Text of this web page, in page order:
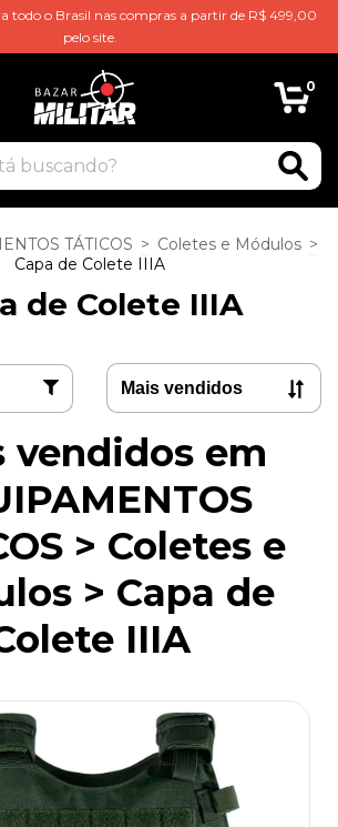
todo o Brasil nas compras a partir de R$ 499,00
pelo site.
0
TÁTICOS > Coletes e Módulos >
Capa de Colete IIIA
de Colete IIIA
vendidos em
> Coletes e
> Capa de
IIIA